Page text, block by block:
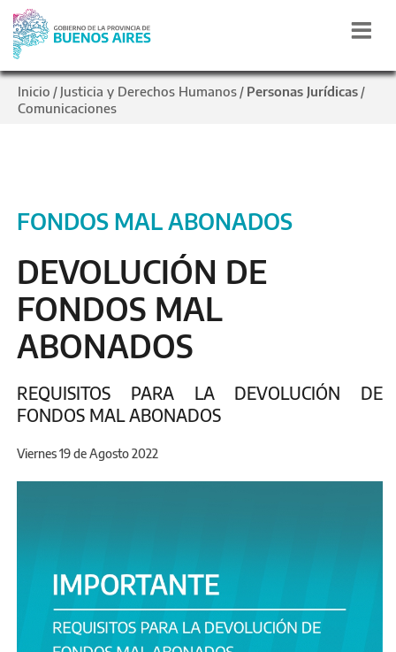
Inicio / Justicia y Derechos Humanos / Personas Jurídicas /
Comunicaciones
FONDOS MAL ABONADOS
DEVOLUCIÓN DE
FONDOS MAL
ABONADOS
REQUISITOS PARA LA DEVOLUCIÓN DE
FONDOS MAL ABONADOS
Viernes 19 de Agosto 2022